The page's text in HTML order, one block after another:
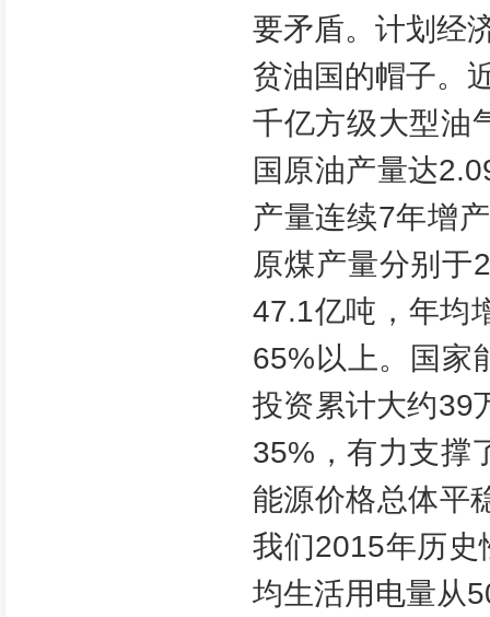
要矛盾。计划经
贫油国的帽子。
千亿方级大型油
国原油产量达
产量连续7年增
原煤产量分别于
47.1亿吨，年均
65%以上。国家
投资累计大约39
35%，有力支撑
能源价格总体平
我们2015年历史
均生活用电量从